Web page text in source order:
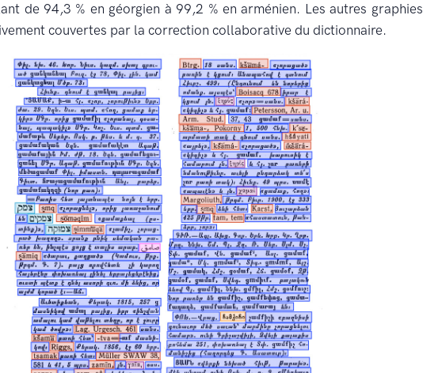
de 94,3 % en géorgien à 99,2 % en arménien. Les autres graphies
couvertes par la correction collaborative du dictionnaire.